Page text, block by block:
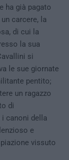
ha già pagato
carcere, la
di cui la
la sua
si
le sue giornate
pentito;
un ragazzo
di
i canoni della
e
vissuto